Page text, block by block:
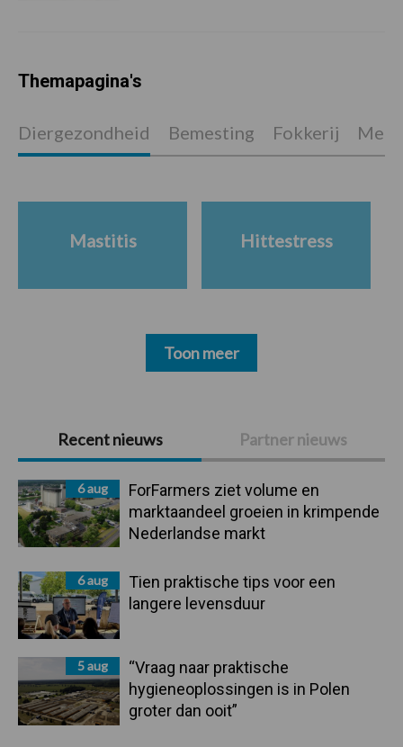
Primaire
Sidebar
Recent nieuws Partner nieuws
6 aug
ForFarmers ziet volume en
marktaandeel groeien in krimpende
Nederlandse markt
6 aug
Tien praktische tips voor een
langere levensduur
5 aug
“Vraag naar praktische
hygieneoplossingen is in Polen
groter dan ooit”
Themapagina's
Diergezondheid Bemesting Fokkerij
Mastitis Hittestress
Toon meer